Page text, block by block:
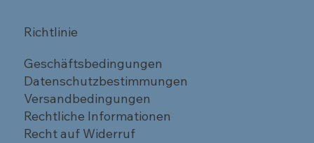
Richtlinie
Geschäftsbedingungen
Datenschutzbestimmungen
Versandbedingungen
Rechtliche Informationen
Recht auf Widerruf